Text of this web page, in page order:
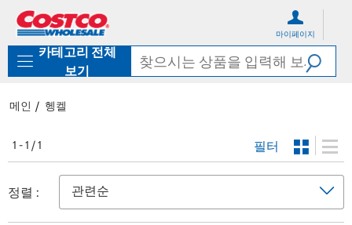
로
기
가
마이페이지
카테고리 전체
보기
메인 헹켈
1 - 1 / 1 필터
정렬 :